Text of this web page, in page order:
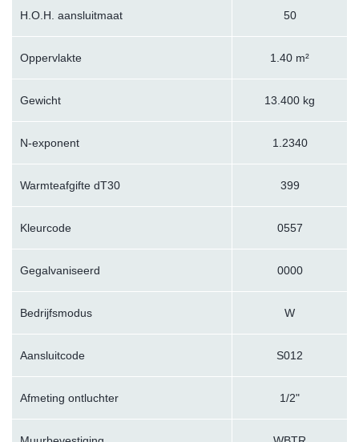
H.O.H. aansluitmaat 50
Oppervlakte 1.40 m²
Gewicht 13.400 kg
N-exponent 1.2340
Warmteafgifte dT30 399
Kleurcode 0557
Gegalvaniseerd 0000
Bedrijfsmodus W
Aansluitcode S012
Afmeting ontluchter 1/2"